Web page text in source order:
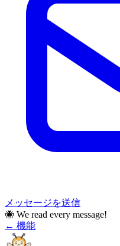
メッセージを送信
🐝 We read every message!
← 機能